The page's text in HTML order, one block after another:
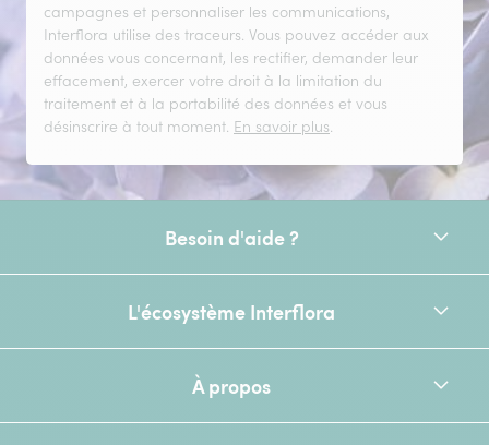
campagnes et personnaliser les communications,
Interflora utilise des traceurs. Vous pouvez accéder aux
données vous concernant, les rectifier, demander leur
effacement, exercer votre droit à la limitation du
traitement et à la portabilité des données et vous
désinscrire à tout moment. En savoir plus.
Besoin d'aide ?
L'écosystème Interflora
À propos